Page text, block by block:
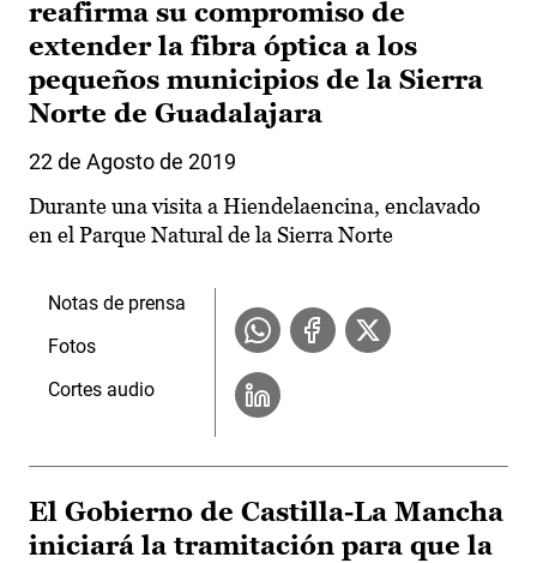
reafirma su compromiso de
extender la fibra óptica a los
pequeños municipios de la Sierra
Norte de Guadalajara
22 de Agosto de 2019
Durante una visita a Hiendelaencina, enclavado
en el Parque Natural de la Sierra Norte
Notas de prensa
Fotos
Cortes audio
El Gobierno de Castilla-La Mancha
iniciará la tramitación para que la